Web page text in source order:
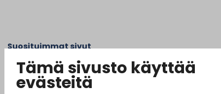
Tämä sivusto käyttää
evästeitä
Suosituimmat sivut
Esityslistat, pöytäkirjat, viranhaltijapäätökset ja
kuulutukset